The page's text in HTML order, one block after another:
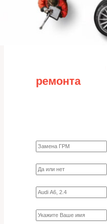
ремонта